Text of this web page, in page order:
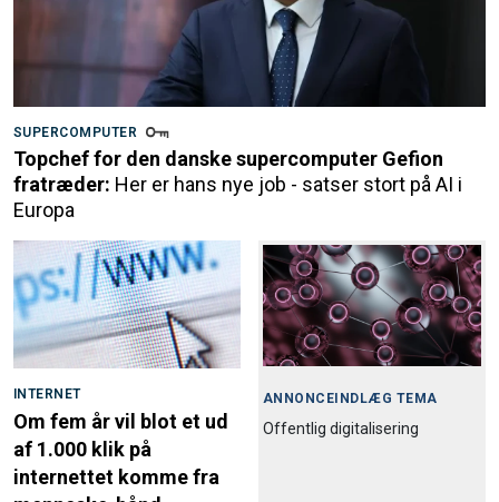
SUPERCOMPUTER
Topchef for den danske supercomputer Gefion
fratræder: Her er hans nye job - satser stort på AI i
Europa
INTERNET
Om fem år vil blot et ud
af 1.000 klik på
internettet komme fra
ANNONCEINDLÆG TEMA
Offentlig digitalisering